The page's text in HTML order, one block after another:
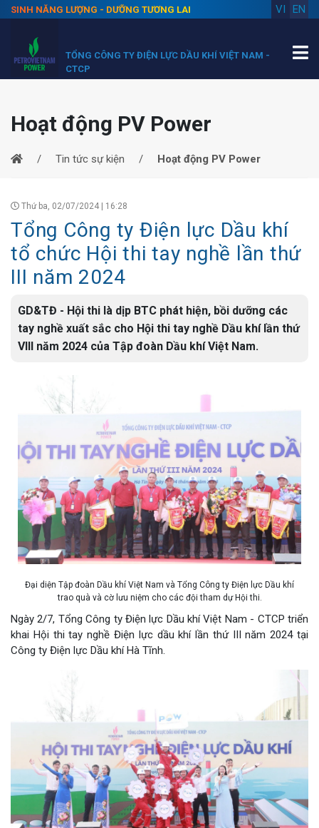
SINH NĂNG LƯỢNG - DƯỠNG TƯƠNG LAI EN
VI
TỔNG CÔNG TY ĐIỆN LỰC DẦU KHÍ VIỆT NAM -
CTCP
Hoạt động PV Power
Tin tức sự kiện Hoạt động PV Power
Thứ ba, 02/07/2024 | 16:28
Tổng Công ty Điện lực Dầu khí
tổ chức Hội thi tay nghề lần thứ
III năm 2024
GD&TĐ - Hội thi là dịp BTC phát hiện, bồi dưỡng các
tay nghề xuất sắc cho Hội thi tay nghề Dầu khí lần thứ
VIII năm 2024 của Tập đoàn Dầu khí Việt Nam.
Đại diện Tập đoàn Dầu khí Việt Nam và Tổng Công ty Điện lực Dầu khí
trao quà và cờ lưu niệm cho các đội tham dự Hội thi.
Ngày 2/7, Tổng Công ty Điện lực Dầu khí Việt Nam - CTCP triển
khai Hội thi tay nghề Điện lực dầu khí lần thứ III năm 2024 tại
Công ty Điện lực Dầu khí Hà Tĩnh.